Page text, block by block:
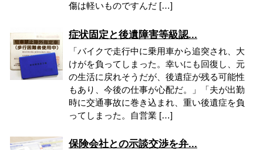
傷は軽いものですんだ […]
症状固定と後遺障害等級認...
「バイクで走行中に乗用車から追突され、大
けがを負ってしまった。幸いにも回復し、元
の生活に戻れそうだが、後遺症が残る可能性
もあり、今後の仕事が心配だ。」「夫が出勤
時に交通事故に巻き込まれ、重い後遺症を負
ってしまった。自営業 […]
保険会社との示談交渉を弁...